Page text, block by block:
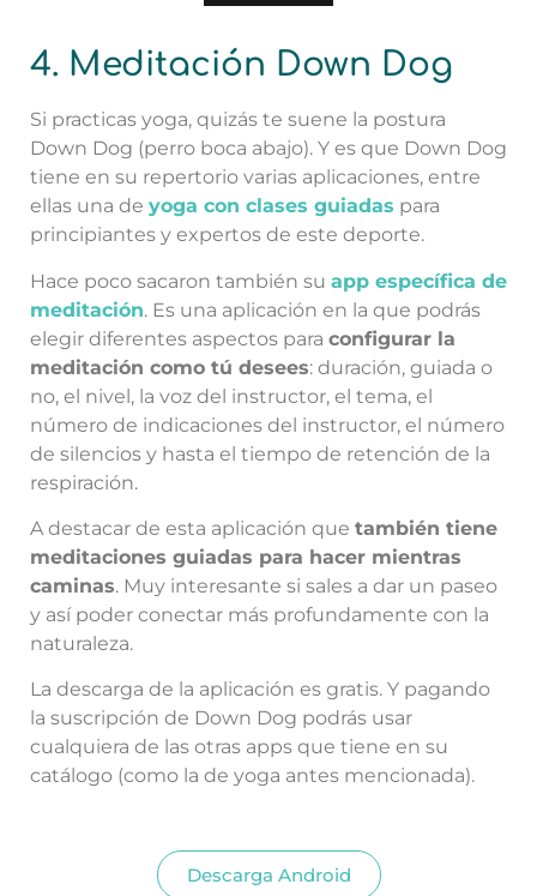
4. Meditación Down Dog
Si practicas yoga, quizás te suene la postura
Down Dog (perro boca abajo). Y es que Down Dog
tiene en su repertorio varias aplicaciones, entre
ellas una de yoga con clases guiadas para
principiantes y expertos de este deporte.
Hace poco sacaron también su app específica de
meditación. Es una aplicación en la que podrás
elegir diferentes aspectos para configurar la
meditación como tú desees: duración, guiada o
no, el nivel, la voz del instructor, el tema, el
número de indicaciones del instructor, el número
de silencios y hasta el tiempo de retención de la
respiración.
A destacar de esta aplicación que también tiene
meditaciones guiadas para hacer mientras
caminas. Muy interesante si sales a dar un paseo
y así poder conectar más profundamente con la
naturaleza.
La descarga de la aplicación es gratis. Y pagando
la suscripción de Down Dog podrás usar
cualquiera de las otras apps que tiene en su
catálogo (como la de yoga antes mencionada).
Descarga Android